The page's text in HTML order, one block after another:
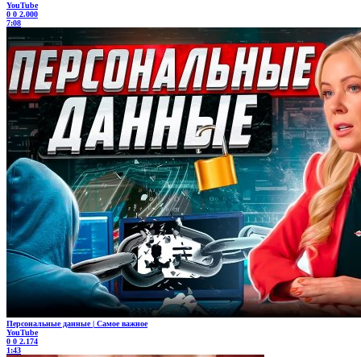
YouTube
0 0 2.000
7:08
Персональные данные | Самое важное
YouTube
0 0 2.174
1:43